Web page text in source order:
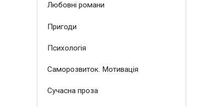
Любовні романи
Пригоди
Психологія
Саморозвиток. Мотивація
Сучасна проза